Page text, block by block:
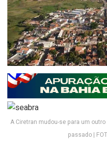
A Ciretran mudou-se para um
passado |